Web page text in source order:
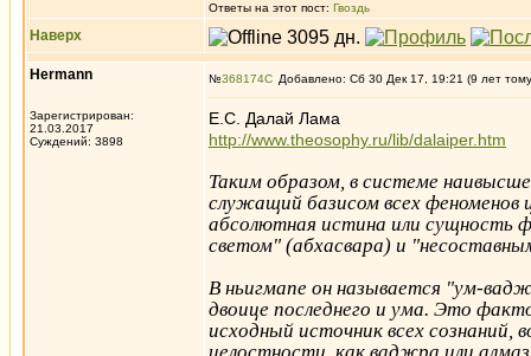
Ответы на этот пост: Гвоздь
Наверх
Hermann
Зарегистрирован:
21.03.2017
Суждений: 3898
№368174 Добавлено: Сб 30 Дек 17, 19:21 (9 лет
Е.С. Далай Лама
http://www.theosophy.ru/lib/dalaiper.htm
Таким образом, в системе
служащий базисом всех феноменов
абсолютная истина или сущность
светом" (абхасвара) и
В ньигмапе он называется "ум-
двоице последнего и ума. Это
исходный источник всех сознаний,